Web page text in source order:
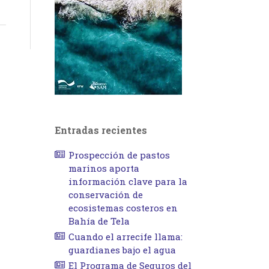
Entradas recientes
Prospección de pastos
marinos aporta
información clave para la
conservación de
ecosistemas costeros en
Bahía de Tela
Cuando el arrecife llama:
guardianes bajo el agua
El Programa de Seguros del